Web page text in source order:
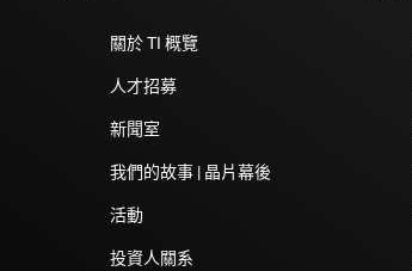
關於 TI 概覽
人才招募
新聞室
我們的故事 | 晶片幕後
活動
投資人關系